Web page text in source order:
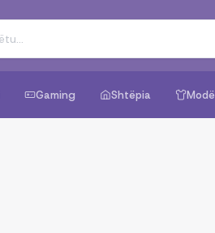
Gaming Shtëpia Modë